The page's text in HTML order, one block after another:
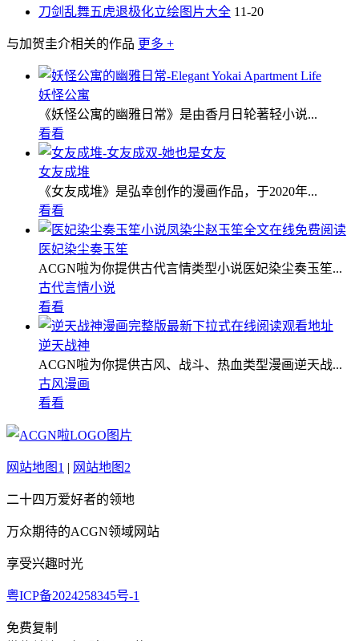
刀剑乱舞五虎退极化立绘图片大全 11-20
与加贺圭介相关的作品 更多 +
妖怪公寓
《妖怪公寓的幽雅日常》是由香月日轮著轻小说...
看看
女友成堆
《女友成堆》是弘幸创作的漫画作品，于2020年...
看看
医妃染尘奏玉笙
ACGN啦为你提供古代言情类型小说医妃染尘奏玉笙...
古代言情小说
看看
逆天战神
ACGN啦为你提供古风、战斗、热血类型漫画逆天战...
古风漫画
看看
网站地图1 | 网站地图2
二十四万爱好者的领地
万众期待的ACGN领域网站
享受兴趣时光
粤ICP备2024258345号-1
免费复制